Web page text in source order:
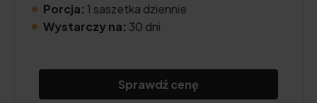
Porcja: 1 saszetka dziennie
Wystarczy na: 30 dni
Sprawdź cenę